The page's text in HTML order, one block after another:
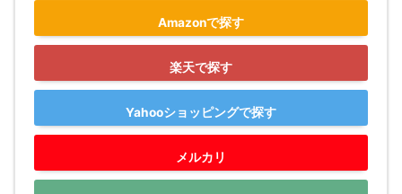
Amazonで探す
楽天で探す
Yahooショッピングで探す
メルカリ